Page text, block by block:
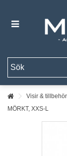
Visir & tillbehör
MÖRKT, XXS-L